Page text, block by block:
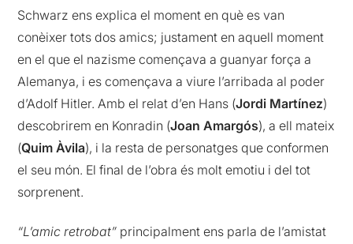
Schwarz ens explica el moment en què es van
conèixer tots dos amics; justament en aquell moment
en el que el nazisme començava a guanyar força a
Alemanya, i es començava a viure l’arribada al poder
d’Adolf Hitler. Amb el relat d’en Hans (Jordi Martínez)
descobrirem en Konradin (Joan Amargós), a ell mateix
(Quim Àvila), i la resta de personatges que conformen
el seu món. El final de l’obra és molt emotiu i del tot
sorprenent.
“L’amic retrobat” principalment ens parla de l’amistat